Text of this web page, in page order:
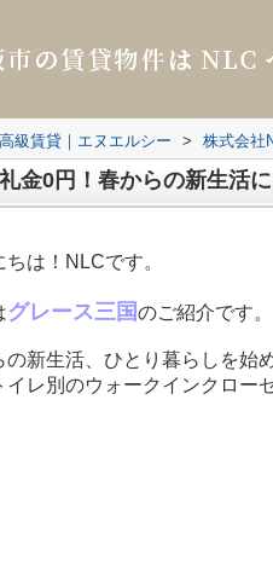
級賃貸｜エヌエルシー > 株式会社
金0円！春からの新生活
ちは！NLCです。
グレース三国のご紹介です。
の新生活、ひとり暮らしを始
イレ別のウォークインクロー